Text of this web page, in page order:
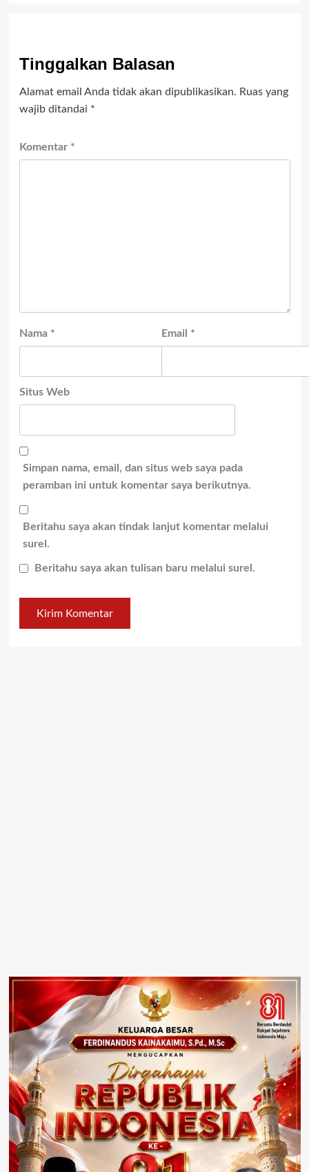
Tinggalkan Balasan
Alamat email Anda tidak akan dipublikasikan. Ruas yang
wajib ditandai *
Komentar *
Nama * Email *
Situs Web
Simpan nama, email, dan situs web saya pada
peramban ini untuk komentar saya berikutnya.
Beritahu saya akan tindak lanjut komentar melalui
surel.
Beritahu saya akan tulisan baru melalui surel.